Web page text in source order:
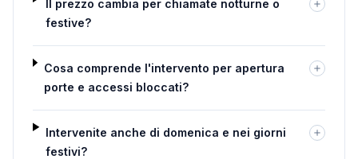
Il prezzo cambia per chiamate notturne o
festive?
Cosa comprende l'intervento per apertura
porte e accessi bloccati?
Intervenite anche di domenica e nei giorni
festivi?